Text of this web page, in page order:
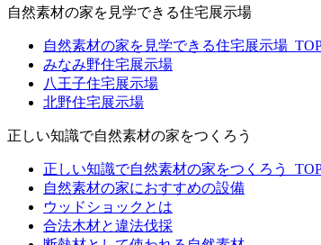
自然素材の家を見学できる住宅展示場
自然素材の家を見学できる住宅展示場
みなみ野住宅展示場
八王子住宅展示場
北野住宅展示場
正しい知識で自然素材の家をつくろう
正しい知識で自然素材の家をつくろう
自然素材の家におすすめの設備
ウッドショックとは
合法木材と違法伐採